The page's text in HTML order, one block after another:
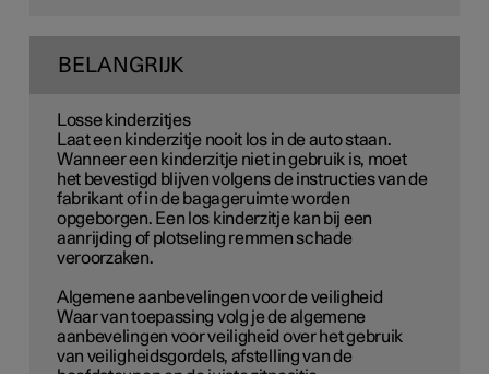
BELANGRIJK
Losse kinderzitjes
Laat een kinderzitje nooit los in de auto staan.
Wanneer een kinderzitje niet in gebruik is, moet
het bevestigd blijven volgens de instructies van de
fabrikant of in de bagageruimte worden
opgeborgen. Een los kinderzitje kan bij een
aanrijding of plotseling remmen schade
veroorzaken.
Algemene aanbevelingen voor de veiligheid
Waar van toepassing volg je de algemene
aanbevelingen voor veiligheid over het gebruik
van veiligheidsgordels, afstelling van de